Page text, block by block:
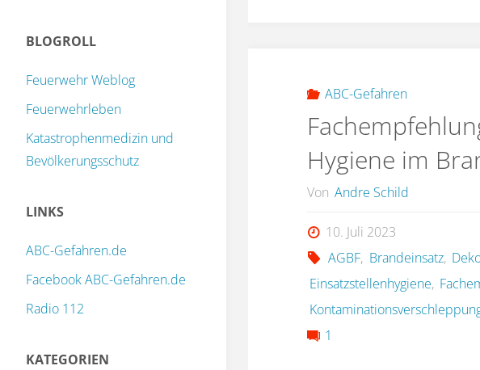
ABC-Gefahren
Hygiene im
Von Andre Schild
10. Juli 2023
AGBF, Brandeinsatz,
Einsatzstellenhygiene,
1
BLOGROLL
Feuerwehr Weblog
Feuerwehrleben
Katastrophenmedizin und
Bevölkerungsschutz
LINKS
ABC-Gefahren.de
Facebook ABC-Gefahren.de
Radio 112
KATEGORIEN